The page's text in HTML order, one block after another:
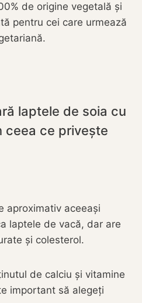
de origine vegetală și
pentru cei care urmează
laptele de soia cu
ceea ce privește
aproximativ aceeași
laptele de vacă, dar are
și colesterol.
de calciu și vitamine
important să alegeți